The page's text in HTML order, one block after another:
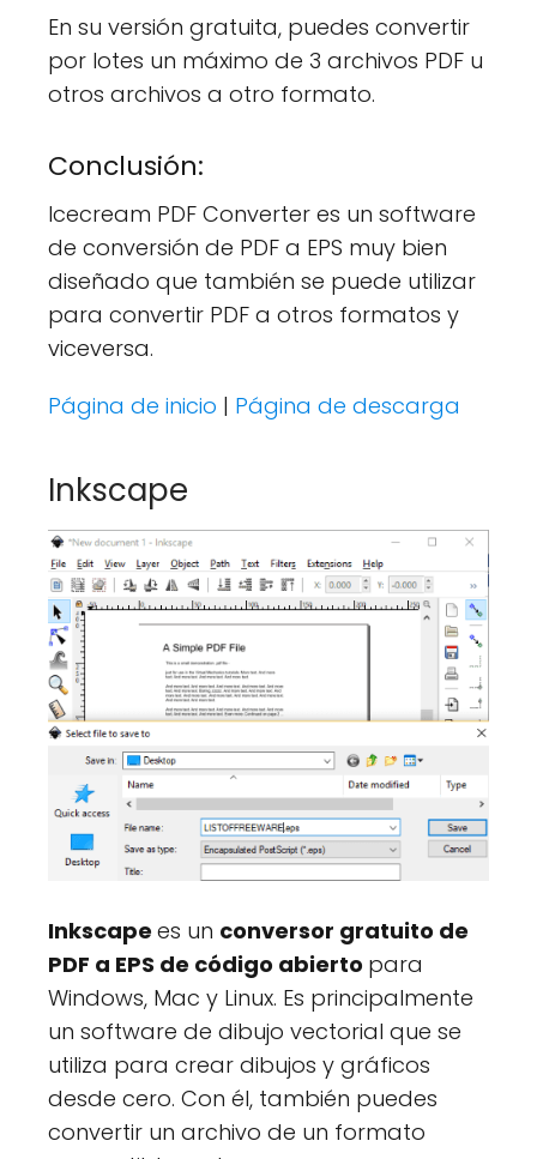
En su versión gratuita, puedes convertir
por lotes un máximo de 3 archivos PDF u
otros archivos a otro formato.
Conclusión:
Icecream PDF Converter es un software
de conversión de PDF a EPS muy bien
diseñado que también se puede utilizar
para convertir PDF a otros formatos y
viceversa.
Página de inicio | Página de descarga
Inkscape
Inkscape es un conversor gratuito de
PDF a EPS de código abierto para
Windows, Mac y Linux. Es principalmente
un software de dibujo vectorial que se
utiliza para crear dibujos y gráficos
desde cero. Con él, también puedes
convertir un archivo de un formato